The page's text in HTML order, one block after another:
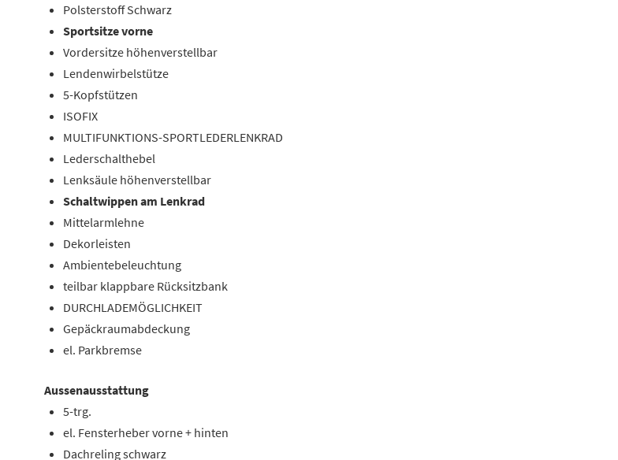
Polsterstoff Schwarz
Sportsitze vorne
Vordersitze höhenverstellbar
Lendenwirbelstütze
5-Kopfstützen
ISOFIX
MULTIFUNKTIONS-SPORTLEDERLENKRAD
Lederschalthebel
Lenksäule höhenverstellbar
Schaltwippen am Lenkrad
Mittelarmlehne
Dekorleisten
Ambientebeleuchtung
teilbar klappbare Rücksitzbank
DURCHLADEMÖGLICHKEIT
Gepäckraumabdeckung
el. Parkbremse
Aussenausstattung
5-trg.
el. Fensterheber vorne + hinten
Dachreling schwarz